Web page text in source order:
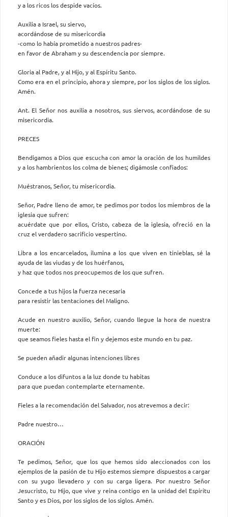
y a los ricos los despide vacíos.
Auxilia a Israel, su siervo,
acordándose de su misericordia
-como lo había prometido a nuestros padres-
en favor de Abraham y su descendencia por siempre.
Gloria al Padre, y al Hijo, y al Espíritu Santo.
Como era en el principio, ahora y siempre, por los siglos de los siglos.
Amén.
Ant. El Señor nos auxilia a nosotros, sus siervos, acordándose de su
misericordia.
PRECES
Bendigamos a Dios que escucha con amor la oración de los humildes
y a los hambrientos los colma de bienes; digámosle confiados:
Muéstranos, Señor, tu misericordia.
Señor, Padre lleno de amor, te pedimos por todos los miembros de la
iglesia que sufren:
acuérdate que por ellos, Cristo, cabeza de la iglesia, ofreció en la
cruz el verdadero sacrificio vespertino.
Libra a los encarcelados, ilumina a los que viven en tinieblas, sé la
ayuda de las viudas y de los huérfanos,
y haz que todos nos preocupemos de los que sufren.
Concede a tus hijos la fuerza necesaria
para resistir las tentaciones del Maligno.
Acude en nuestro auxilio, Señor, cuando llegue la hora de nuestra
muerte:
que seamos fieles hasta el fin y dejemos este mundo en tu paz.
Se pueden añadir algunas intenciones libres
Conduce a los difuntos a la luz donde tu habitas
para que puedan contemplarte eternamente.
Fieles a la recomendación del Salvador, nos atrevemos a decir:
Padre nuestro…
ORACIÓN
Te pedimos, Señor, que los que hemos sido aleccionados con los
ejemplos de la pasión de tu Hijo estemos siempre dispuestos a cargar
con su yugo llevadero y con su carga ligera. Por nuestro Señor
Jesucristo, tu Hijo, que vive y reina contigo en la unidad del Espíritu
Santo y es Dios, por los siglos de los siglos. Amén.